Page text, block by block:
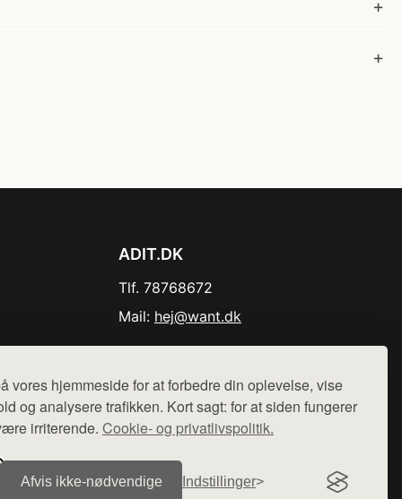
vores hjemmeside for at forbedre din oplevelse, vise
og analysere trafikken. Kort sagt: for at siden fungerer
irriterende. Cookie- og privatlivspolitik.
Afvis ikke‑nødvendige Indstillinger
ADIT.DK
Tlf. 78768672
Mail: hej@want.dk
sælges ikke varer fra denne side - vi henviser til de shops,